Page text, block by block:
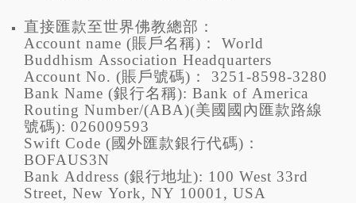
直接匯款至世界佛教總部：
Account name (賬戶名稱)： World
Buddhism Association Headquarters
Account No. (賬戶號碼)： 3251-8598-3280
Bank Name (銀行名稱): Bank of America
Routing Number/(ABA)(美國國內匯款路線
號碼): 026009593
Swift Code (國外匯款銀行代碼)：
BOFAUS3N
Bank Address (銀行地址): 100 West 33rd
Street, New York, NY 10001, USA